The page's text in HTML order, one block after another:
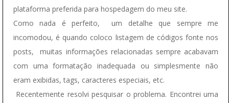
plataforma preferida para hospedagem do meu site.
Como nada é perfeito, um detalhe que sempre me
incomodou, é quando coloco listagem de códigos fonte nos
posts, muitas informações relacionadas sempre acabavam
com uma formatação inadequada ou simplesmente não
eram exibidas, tags, caracteres especiais, etc.
Recentemente resolvi pesquisar o problema. Encontrei uma